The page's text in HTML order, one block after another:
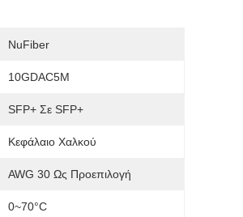
NuFiber
10GDAC5M
SFP+ Σε SFP+
Κεφάλαιο Χαλκού
AWG 30 Ως Προεπιλογή
0~70°C